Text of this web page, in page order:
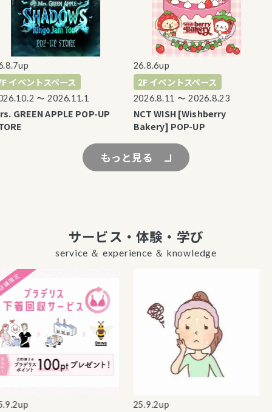
ベントスペース
〜 2026.11.1
APPLE POP-UP
26.8.6up
2F イベントスペース
2026.8.11 〜 2026.8.23
NCT WISH [Wishberry
Bakery] POP-UP
もっと見る
サービス・体験・学び
service ＆ experience ＆ knowledge
25.9.2up